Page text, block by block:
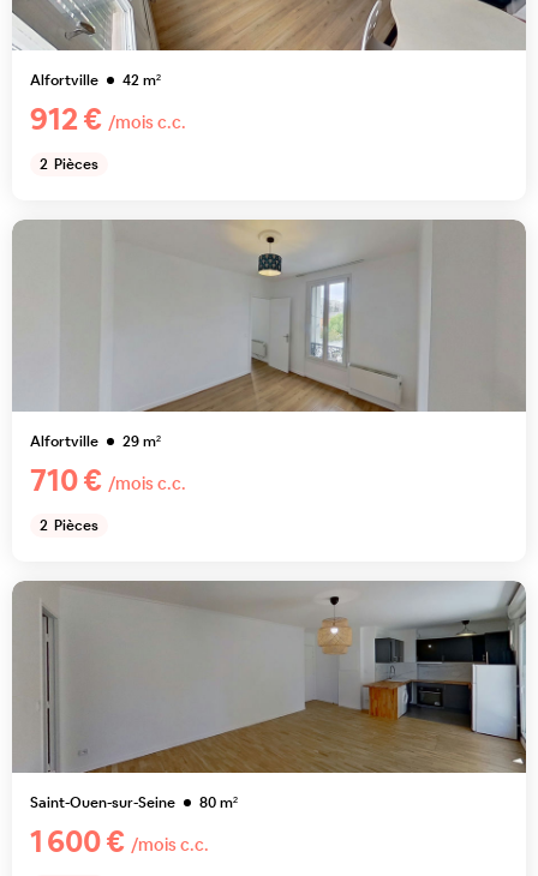
Alfortville 42m²
912 € /mois c.c.
2 Pièces
Alfortville 29m²
710 € /mois c.c.
2 Pièces
Saint-Ouen-sur-Seine 80m²
1 600 € /mois c.c.